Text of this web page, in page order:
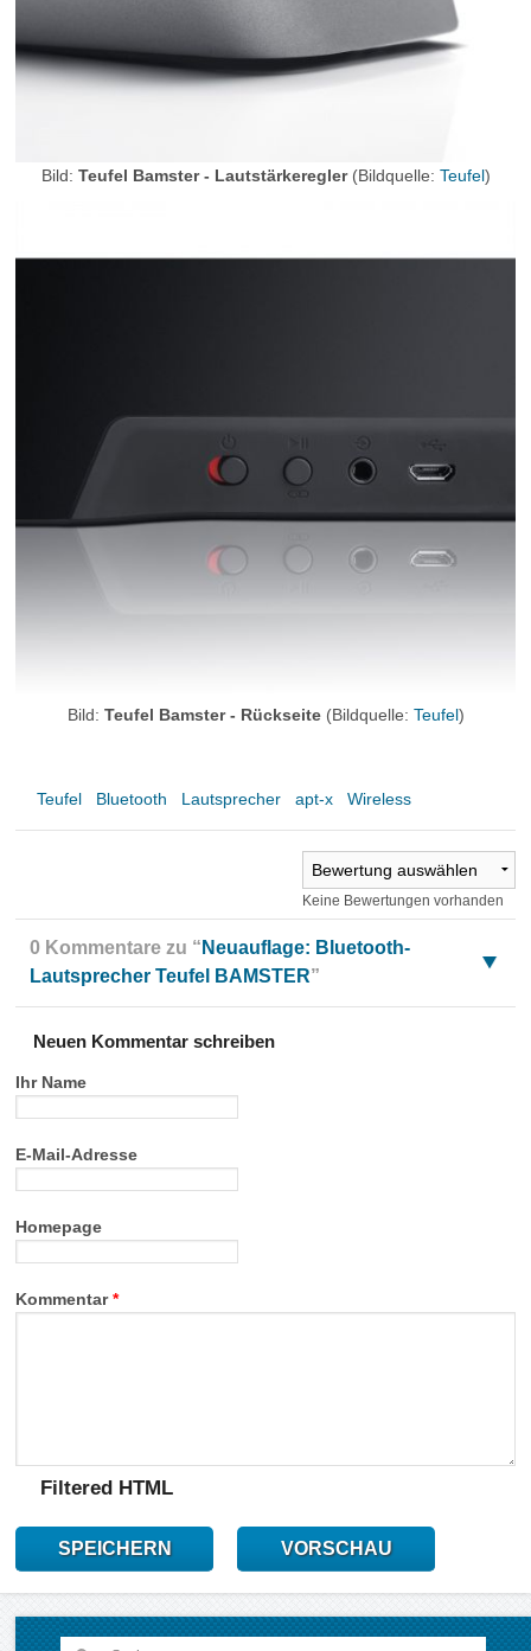
Bild: Teufel Bamster - Lautstärkeregler (Bildquelle: Teufel)
Bild: Teufel Bamster - Rückseite (Bildquelle: Teufel)
Teufel Bluetooth Lautsprecher apt-x Wireless
Keine Bewertungen vorhanden
0 Kommentare zu “ Neuauflage: Bluetooth-
Lautsprecher Teufel BAMSTER”
Neuen Kommentar schreiben
Ihr Name
E-Mail-Adresse
Homepage
Kommentar*
Filtered HTML
SPEICHERN VORSCHAU